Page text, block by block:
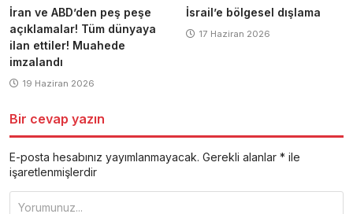
İran ve ABD’den peş peşe
açıklamalar! Tüm dünyaya
ilan ettiler! Muahede
imzalandı
19 Haziran 2026
İsrail’e bölgesel dışlama
17 Haziran 2026
Bir cevap yazın
E-posta hesabınız yayımlanmayacak. Gerekli alanlar * ile
işaretlenmişlerdir